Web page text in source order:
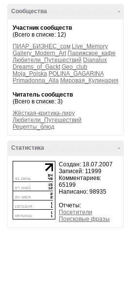
-
Сообщества
Участник сообществ
(Всего в списке: 12)
ПИАР_БИЗНЕС_сом Live_Memory
Gallery_Modern_Art Парижское_кафе
Любители_Путешествий Dianalux
Dreams_of_Gackt Geo_club
Moja_Polska POLINA_GAGARINA
Primadonna_Alla Мировая_Кулинария
Читатель сообществ
(Всего в списке: 3)
Жёсткая-критика-лиру
Любители_Путешествий
Рецепты_блюд
-
Статистика
Создан: 18.07.2007
Записей: 11999
Комментариев:
65199
Написано: 98935
Отчеты:
Посетители
Поисковые фразы